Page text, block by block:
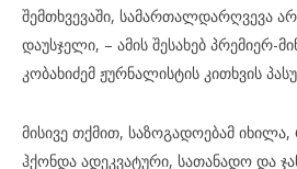
შემთხვევაში, სამართალდარღვევა
დაუსჯელი, – ამის შესახებ პრემიერ-
კობახიძემ ჟურნალისტის კითხვის
მისივე თქმით, საზოგადოებამ
ჰქონდა ადეკვატური, სათანადო და